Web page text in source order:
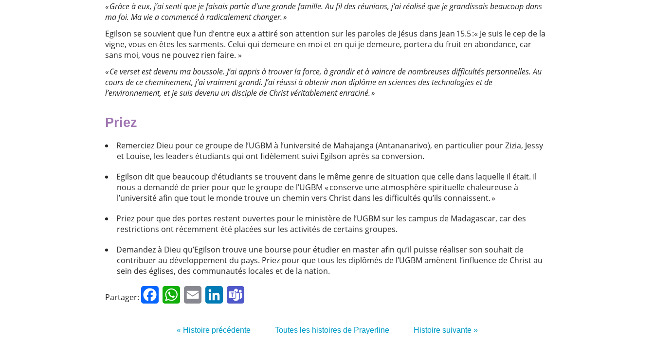
« Grâce à eux, j’ai senti que je faisais partie d’une grande famille. Au fil des réunions, j’ai réalisé que je grandissais beaucoup dans
ma foi. Ma vie a commencé à radicalement changer. »
Egilson se souvient que l’un d’entre eux a attiré son attention sur les paroles de Jésus dans Jean 15.5 :« Je suis le cep de la
vigne, vous en êtes les sarments. Celui qui demeure en moi et en qui je demeure, portera du fruit en abondance, car
sans moi, vous ne pouvez rien faire. »
« Ce verset est devenu ma boussole. J’ai appris à trouver la force, à grandir et à vaincre de nombreuses difficultés personnelles. Au
cours de ce cheminement, j’ai vraiment grandi. J’ai réussi à obtenir mon diplôme en sciences des technologies et de
l’environnement, et je suis devenu un disciple de Christ véritablement enraciné. »
Priez
Remerciez Dieu pour ce groupe de l’UGBM à l’université de Mahajanga (Antananarivo), en particulier pour Zizia, Jessy
et Louise, les leaders étudiants qui ont fidèlement suivi Egilson après sa conversion.
Egilson dit que beaucoup d’étudiants se trouvent dans le même genre de situation que celle dans laquelle il était. Il
nous a demandé de prier pour que le groupe de l’UGBM « conserve une atmosphère spirituelle chaleureuse à
l’université afin que tout le monde trouve un chemin vers Christ dans les difficultés qu’ils connaissent. »
Priez pour que des portes restent ouvertes pour le ministère de l’UGBM sur les campus de Madagascar, car des
restrictions ont récemment été placées sur les activités de certains groupes.
Demandez à Dieu qu’Egilson trouve une bourse pour étudier en master afin qu’il puisse réaliser son souhait de
contribuer au développement du pays. Priez pour que tous les diplômés de l’UGBM amènent l’influence de Christ au
sein des églises, des communautés locales et de la nation.
Partager: FacebookWhatsApp
Email LinkedIn
« Histoire précédente Toutes les histoires de Prayerline Histoire suivante »